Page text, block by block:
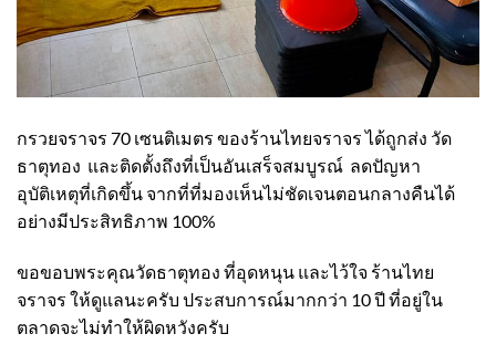
กรวยจราจร 70 เซนติเมตร ของร้านไทยจราจร ได้ถูกส่ง วัด
ธาตุทอง และติดตั้งถึงที่เป็นอันเสร็จสมบูรณ์ ลดปัญหา
อุบัติเหตุที่เกิดขึ้น จากที่ที่มองเห็นไม่ชัดเจนตอนกลางคืนได้
อย่างมีประสิทธิภาพ 100%
ขอขอบพระคุณวัดธาตุทอง ที่อุดหนุน และไว้ใจ ร้านไทย
จราจร ให้ดูแลนะครับ ประสบการณ์มากกว่า 10 ปี ที่อยู่ใน
ตลาดจะไม่ทำให้ผิดหวังครับ